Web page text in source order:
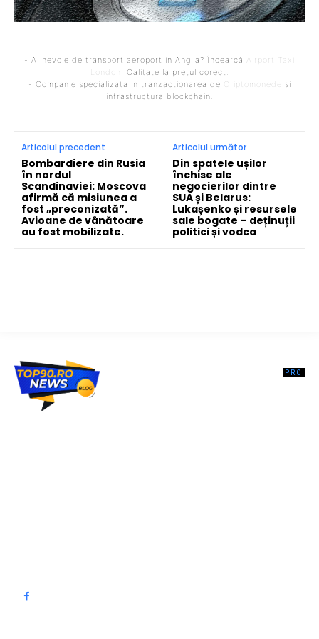
- Ai nevoie de transport aeroport in Anglia? Încearcă Airport Taxi
London . Calitate la prețul corect.
- Companie specializata in tranzactionarea de
Criptomonede
si
infrastructura blockchain.
Articolul precedent
Bombardiere din Rusia
în nordul
Scandinaviei: Moscova
afirmă că misiunea a
fost „preconizată”.
Avioane de vânătoare
au fost mobilizate.
Articolul următor
Din spatele ușilor
închise ale
negocierilor dintre
SUA și Belarus:
Lukașenko și resursele
sale bogate – deținuții
politici și vodca